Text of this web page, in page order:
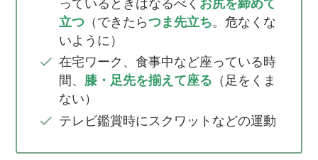
っているときはなるべく お尻を締めて
立つ（できたらつま先立ち。危なくな
いように）
在宅ワーク、食事中など座っている時
間、 膝・足先を揃えて座る （足をくま
ない）
テレビ鑑賞時にスクワットなどの運動